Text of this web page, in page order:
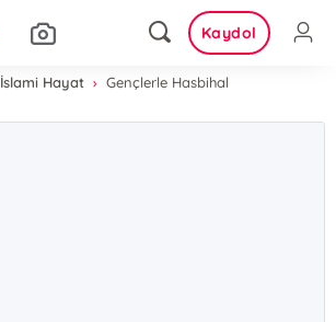
Kaydol
İslami Hayat Gençlerle Hasbihal